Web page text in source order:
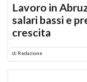
Lavoro in
salari bassi e
crescita
di Redazione